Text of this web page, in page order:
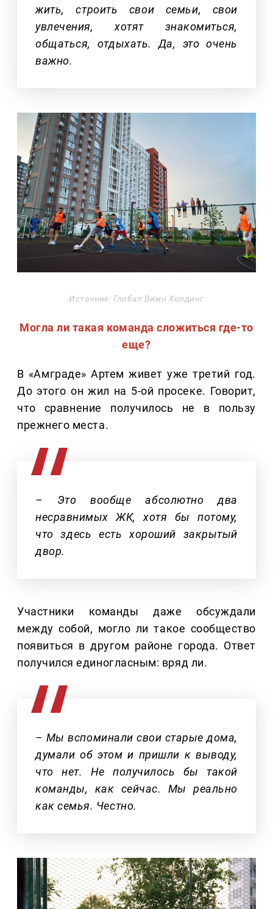
жить, строить свои семьи, свои
увлечения, хотят знакомиться,
общаться, отдыхать. Да, это очень
важно.
Источник: Глобал Вижн Холдинг
Могла ли такая команда сложиться где-то
еще?
В «Амграде» Артем живет уже третий год.
До этого он жил на 5-ой просеке. Говорит,
что сравнение получилось не в пользу
прежнего места.
– Это вообще абсолютно два
несравнимых ЖК, хотя бы потому,
что здесь есть хороший закрытый
двор.
Участники команды даже обсуждали
между собой, могло ли такое сообщество
появиться в другом районе города. Ответ
получился единогласным: вряд ли.
– Мы вспоминали свои старые дома,
думали об этом и пришли к выводу,
что нет. Не получилось бы такой
команды, как сейчас. Мы реально
как семья. Честно.